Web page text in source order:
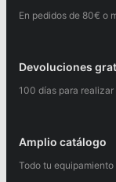
En pedidos de 80€ o
Devoluciones
100 días para
Amplio catálogo
Todo tu